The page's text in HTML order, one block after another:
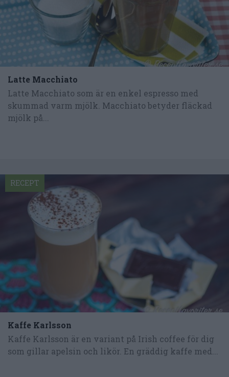
Latte Macchiato
Latte Macchiato som är en enkel espresso med
skummad varm mjölk. Macchiato betyder fläckad
mjölk på...
Kaffe Karlsson
Kaffe Karlsson är en variant på Irish coffee för dig
som gillar apelsin och likör. En gräddig kaffe med...
RECEPT